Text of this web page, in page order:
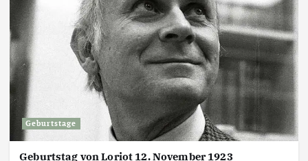
Geburtstage
Geburtstag von Loriot 12. November 1923